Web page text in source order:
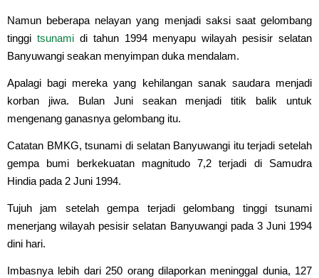
Namun beberapa nelayan yang menjadi saksi saat gelombang
tinggi tsunamidi tahun 1994 menyapu wilayah pesisir selatan
Banyuwangi seakan menyimpan duka mendalam.
Apalagi bagi mereka yang kehilangan sanak saudara menjadi
korban jiwa. Bulan Juni seakan menjadi titik balik untuk
mengenang ganasnya gelombang itu.
Catatan BMKG, tsunami di selatan Banyuwangi itu terjadi setelah
gempa bumi berkekuatan magnitudo 7,2 terjadi di Samudra
Hindia pada 2 Juni 1994.
Tujuh jam setelah gempa terjadi gelombang tinggi tsunami
menerjang wilayah pesisir selatan Banyuwangi pada 3 Juni 1994
dini hari.
Imbasnya lebih dari 250 orang dilaporkan meninggal dunia, 127